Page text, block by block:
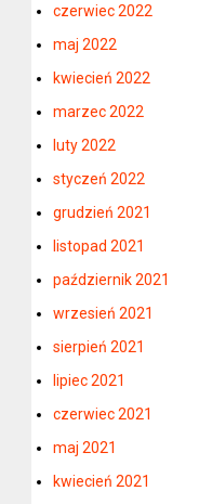
czerwiec 2022
maj 2022
kwiecień 2022
marzec 2022
luty 2022
styczeń 2022
grudzień 2021
listopad 2021
październik 2021
wrzesień 2021
sierpień 2021
lipiec 2021
czerwiec 2021
maj 2021
kwiecień 2021